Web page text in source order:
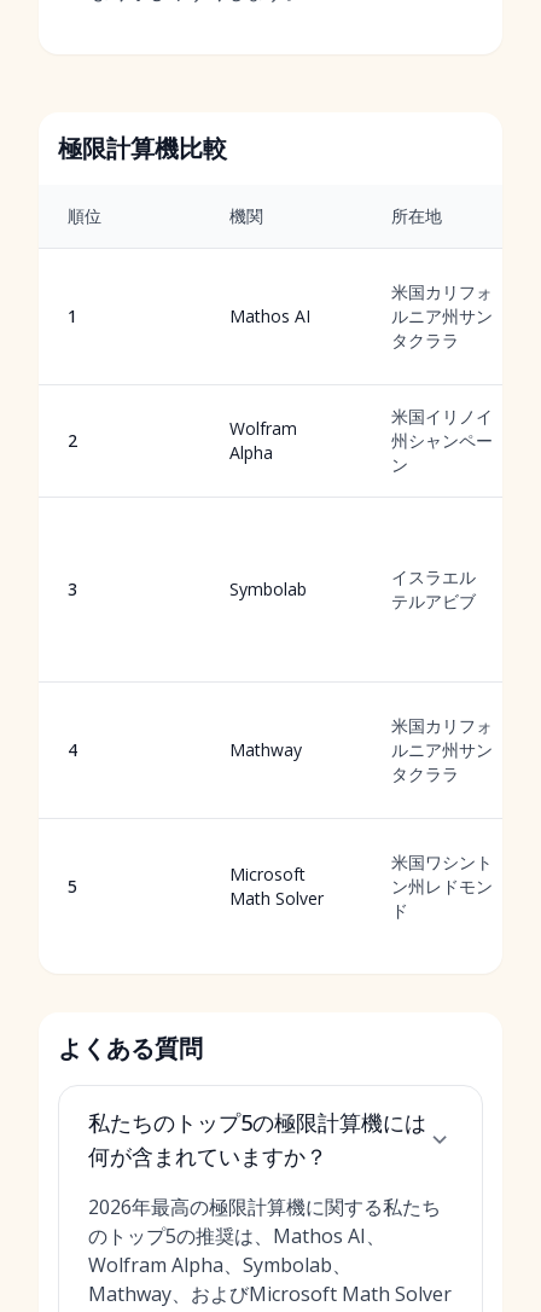
極限計算機比較
順位 機関 所在地
1 Mathos AI
米国カリフォ
ルニア州サン
タクララ
2
Wolfram
Alpha
米国イリノイ
州シャンペー
ン
3 Symbolab
イスラエル
テルアビブ
4 Mathway
米国カリフォ
ルニア州サン
タクララ
5
Microsoft
Math Solver
米国ワシント
ン州レドモン
ド
よくある質問
私たちのトップ5の極限計算機には
何が含まれていますか？
2026年最高の極限計算機に関する私たち
のトップ5の推奨は、Mathos AI、
Wolfram Alpha、Symbolab、
Mathway、およびMicrosoft Math Solver